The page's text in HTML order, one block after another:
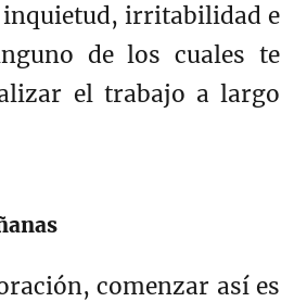
irritabilidad e
de los cuales te
el trabajo a largo
comenzar así es